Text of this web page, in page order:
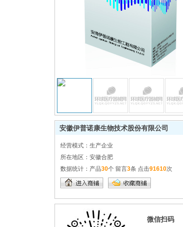
安徽伊普诺康生物技术股份有限公司
经营模式： 生产企业
所在地区： 安徽合肥
数据统计： 产品30个 留言3条 点击91610次
微信扫码